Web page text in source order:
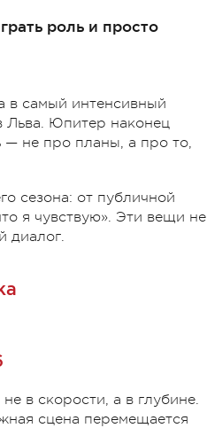
роль и просто
в самый интенсивный
Льва. Юпитер наконец
— не про планы, а про то,
сезона: от публичной
я чувствую». Эти вещи не
диалог.
в скорости, а в глубине.
сцена перемещается